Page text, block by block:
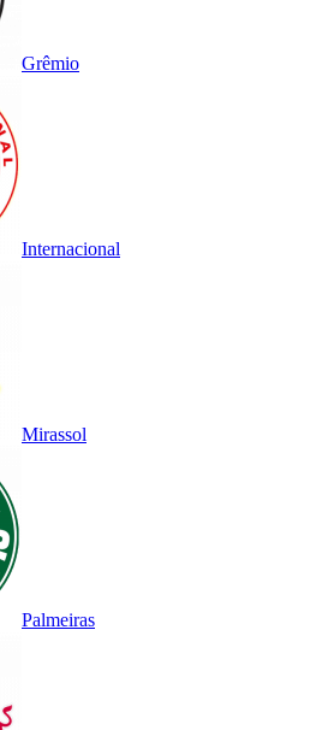
Grêmio
Internacional
Mirassol
Palmeiras